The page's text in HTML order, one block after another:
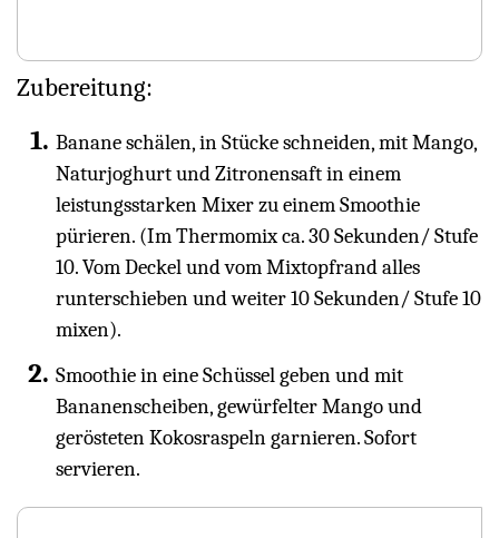
Zubereitung:
Banane schälen, in Stücke schneiden, mit Mango,
Naturjoghurt und Zitronensaft in einem
leistungsstarken Mixer zu einem Smoothie
pürieren. (Im Thermomix ca. 30 Sekunden/ Stufe
10. Vom Deckel und vom Mixtopfrand alles
runterschieben und weiter 10 Sekunden/ Stufe 10
mixen).
Smoothie in eine Schüssel geben und mit
Bananenscheiben, gewürfelter Mango und
gerösteten Kokosraspeln garnieren. Sofort
servieren.